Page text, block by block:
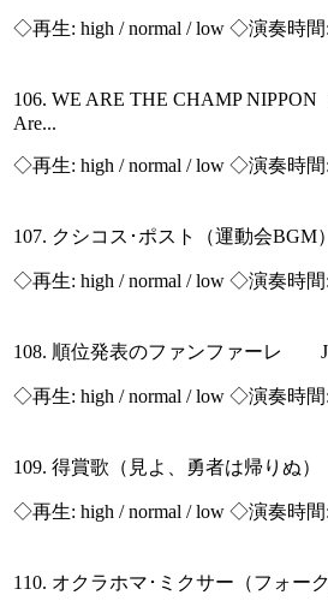
◇再生: high / normal / low ◇演奏時間
106. WE ARE THE CHAMP
Are...
◇再生: high / normal / low ◇演奏時間
107. クシコス･ポスト（運動会
◇再生: high / normal / low ◇演奏時間
108. 順位発表のファンファーレ
◇再生: high / normal / low ◇演奏時間
109. 得賞歌（見よ、勇者は帰りぬ
◇再生: high / normal / low ◇演奏時間
110. オクラホマ･ミクサー（フォ